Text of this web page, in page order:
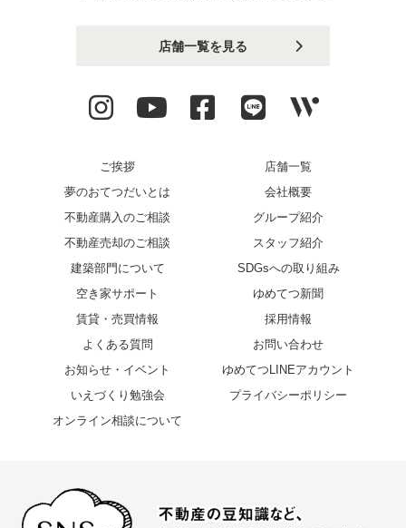
店舗一覧を見る
ご挨拶
夢のおてつだいとは
不動産購入のご相談
不動産売却のご相談
建築部門について
空き家サポート
賃貸・売買情報
よくある質問
お知らせ・イベント
いえづくり勉強会
オンライン相談について
店舗一覧
会社概要
グループ紹介
スタッフ紹介
SDGsへの取り組み
ゆめてつ新聞
採用情報
お問い合わせ
ゆめてつLINEアカウント
プライバシーポリシー